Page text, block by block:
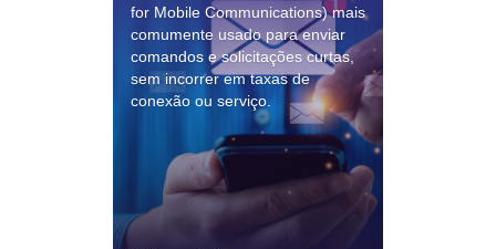
for Mobile Communications) mais
comumente usado para enviar
comandos e solicitações curtas,
sem incorrer em taxas de
conexão ou serviço.